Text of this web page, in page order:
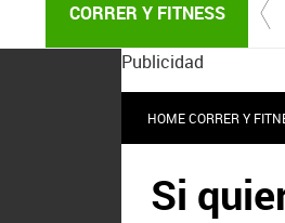
CORRER Y FITNESS
Publicidad
HOME CORRER Y
Si